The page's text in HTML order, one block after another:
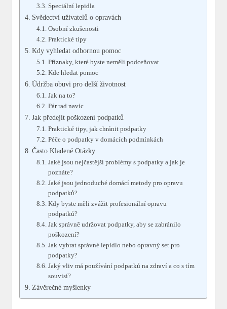
Speciální lepidla
Svědectví uživatelů o opravách
Osobní zkušenosti
Praktické tipy
Kdy vyhledat odbornou pomoc
Příznaky, které byste neměli podceňovat
Kde hledat pomoc
Údržba obuvi pro delší životnost
Jak na to?
Pár rad navíc
Jak předejít poškození podpatků
Praktické tipy, jak chránit podpatky
Péče o podpatky v domácích podmínkách
Často Kladené Otázky
Jaké jsou nejčastější problémy s podpatky a jak je
poznáte?
Jaké jsou jednoduché domácí metody pro opravu
podpatků?
Kdy byste měli zvážit profesionální opravu
podpatků?
Jak správně udržovat podpatky, aby se zabránilo
poškození?
Jak vybrat správné lepidlo nebo opravný set pro
podpatky?
Jaký vliv má používání podpatků na zdraví a co s tím
souvisí?
Závěrečné myšlenky